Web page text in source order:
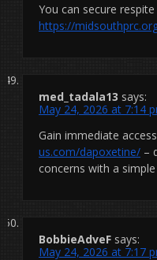
You can secure
https://
med_tadala13 says:
May 24, 2026 at 7:14
Gain immediate
us.com/dapoxetine/ –
concerns with a simple
BobbieAdveF says:
May 24, 2026 at 7:17